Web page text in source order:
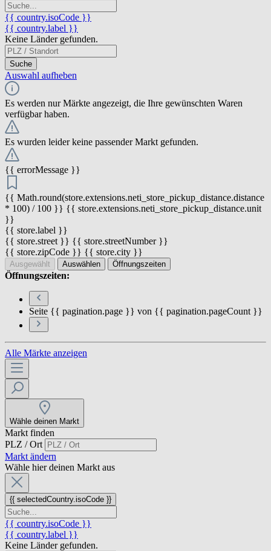
{{ country.isoCode }}
{{ country.label }}
Keine Länder gefunden.
Suche
Auswahl aufheben
Es werden nur Märkte angezeigt, die Ihre gewünschten Waren
verfügbar haben.
Es wurden leider keine passender Markt gefunden.
{{ errorMessage }}
{{ Math.round(store.extensions.neti_store_pickup_distance.distance
* 100) / 100 }} {{ store.extensions.neti_store_pickup_distance.unit
}}
{{ store.label }}
{{ store.street }} {{ store.streetNumber }}
{{ store.zipCode }} {{ store.city }}
Ausgewählt Auswählen Öffnungszeiten
Öffnungszeiten:
Seite {{ pagination.page }} von {{ pagination.pageCount }}
Alle Märkte anzeigen
Wähle deinen Markt
Markt finden
PLZ / Ort
Markt ändern
Wähle hier deinen Markt aus
{{ selectedCountry.isoCode }}
{{ country.isoCode }}
{{ country.label }}
Keine Länder gefunden.